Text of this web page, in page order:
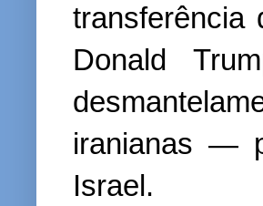
transferência
Donald
iranianas —
Israel.